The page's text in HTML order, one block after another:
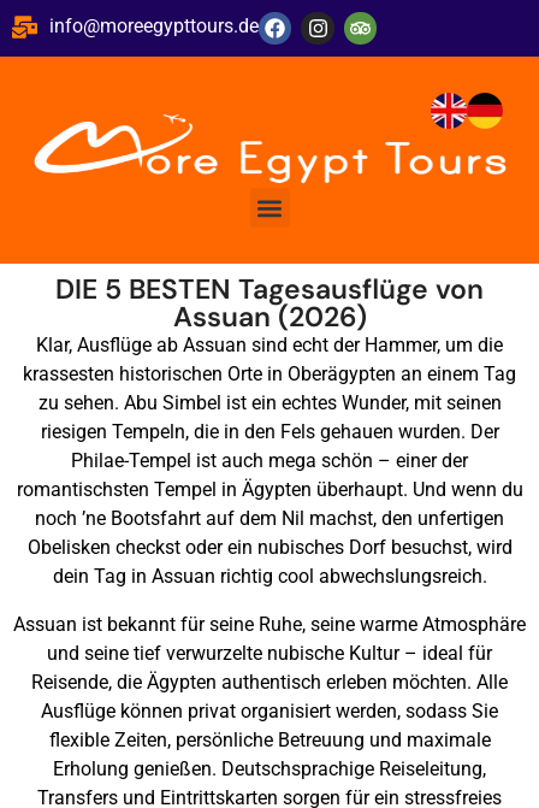
info@moreegypttours.de
DIE 5 BESTEN Tagesausflüge von
Assuan (2026)
Klar, Ausflüge ab Assuan sind echt der Hammer, um die
krassesten historischen Orte in Oberägypten an einem Tag
zu sehen. Abu Simbel ist ein echtes Wunder, mit seinen
riesigen Tempeln, die in den Fels gehauen wurden. Der
Philae-Tempel ist auch mega schön – einer der
romantischsten Tempel in Ägypten überhaupt. Und wenn du
noch ’ne Bootsfahrt auf dem Nil machst, den unfertigen
Obelisken checkst oder ein nubisches Dorf besuchst, wird
dein Tag in Assuan richtig cool abwechslungsreich.
Assuan ist bekannt für seine Ruhe, seine warme Atmosphäre
und seine tief verwurzelte nubische Kultur – ideal für
Reisende, die Ägypten authentisch erleben möchten. Alle
Ausflüge können privat organisiert werden, sodass Sie
flexible Zeiten, persönliche Betreuung und maximale
Erholung genießen. Deutschsprachige Reiseleitung,
Transfers und Eintrittskarten sorgen für ein stressfreies